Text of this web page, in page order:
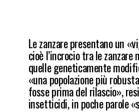
Le zanzare presentano un
cioè l’incrocio tra le zanzare
quelle geneticamente
«una popolazione più
fosse prima del rilascio»,
insetticidi, in poche parole